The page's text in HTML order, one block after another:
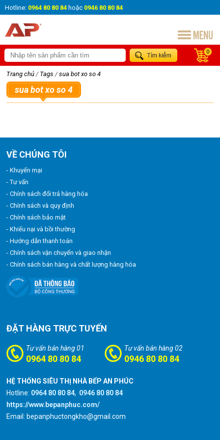
Hotline: 0964 80 80 84 hoặc 0946 80 80 84
0
Trang chủ / Tags / sua bot xo so 4
sua bot xo so 4
VỀ CHÚNG TÔI
- Khuyến mại
- Tư vấn
- Chính sách đổi trả hàng hóa
- Chính sách và quy định
- Chính sách bảo mật
- Khiếu nại và bồi thường
- Hướng dẫn thanh toán
- Chính sách vận chuyển và giao nhận
- Chính sách bán hàng và chất lượng hàng hóa
ĐẶT HÀNG TRỰC TUYẾN
Tư vấn bán hàng 01
0964 80 80 84
Tư vấn bán hàng 02
0946 80 80 84
HỆ THỐNG SIÊU THỊ NHÀ BẾP AN PHÚC
Hotline: 0964 80 80 84, 0946 80 80 84
https://www.bepanphuc.com/
Email: bepanphuctongkho@gmail.com